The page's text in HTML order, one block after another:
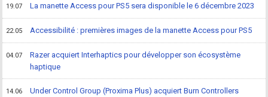
19.07 La manette Access pour PS5 sera disponible le 6 décembre 2023
22.05 Accessibilité : premières images de la manette Access pour PS5
04.07
Razer acquiert Interhaptics pour développer son écosystème
haptique
14.06
Under Control Group (Proxima Plus) acquiert Burn Controllers